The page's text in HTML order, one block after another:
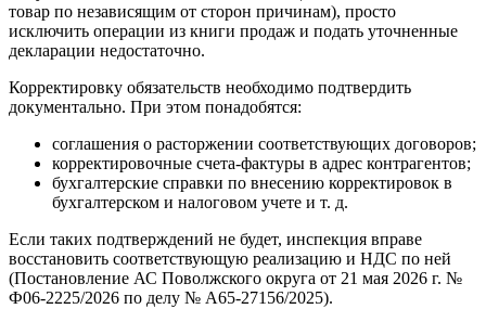
товар по независящим от сторон причинам), просто
исключить операции из книги продаж и подать уточненные
декларации недостаточно.
Корректировку обязательств необходимо подтвердить
документально. При этом понадобятся:
соглашения о расторжении соответствующих договоров;
корректировочные счета-фактуры в адрес контрагентов;
бухгалтерские справки по внесению корректировок в
бухгалтерском и налоговом учете и т. д.
Если таких подтверждений не будет, инспекция вправе
восстановить соответствующую реализацию и НДС по ней
(Постановление АС Поволжского округа от 21 мая 2026 г. №
Ф06-2225/2026 по делу № А65-27156/2025).